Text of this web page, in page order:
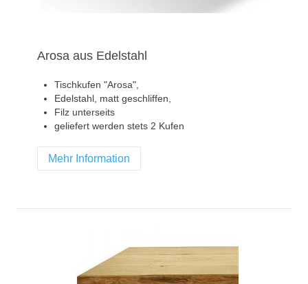
Arosa aus Edelstahl
Tischkufen "Arosa",
Edelstahl, matt geschliffen,
Filz unterseits
geliefert werden stets 2 Kufen
Mehr Information